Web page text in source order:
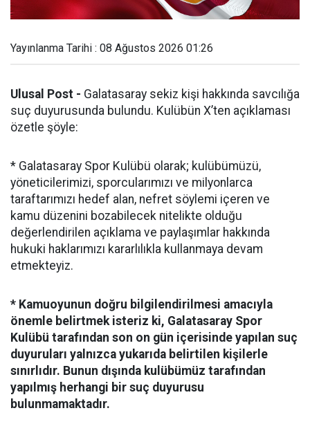
Yayınlanma Tarihi : 08 Ağustos 2026 01:26
Ulusal Post - Galatasaray sekiz kişi hakkında savcılığa
suç duyurusunda bulundu. Kulübün X’ten açıklaması
özetle şöyle:
* Galatasaray Spor Kulübü olarak; kulübümüzü,
yöneticilerimizi, sporcularımızı ve milyonlarca
taraftarımızı hedef alan, nefret söylemi içeren ve
kamu düzenini bozabilecek nitelikte olduğu
değerlendirilen açıklama ve paylaşımlar hakkında
hukuki haklarımızı kararlılıkla kullanmaya devam
etmekteyiz.
* Kamuoyunun doğru bilgilendirilmesi amacıyla
önemle belirtmek isteriz ki, Galatasaray Spor
Kulübü tarafından son on gün içerisinde yapılan suç
duyuruları yalnızca yukarıda belirtilen kişilerle
sınırlıdır. Bunun dışında kulübümüz tarafından
yapılmış herhangi bir suç duyurusu
bulunmamaktadır.